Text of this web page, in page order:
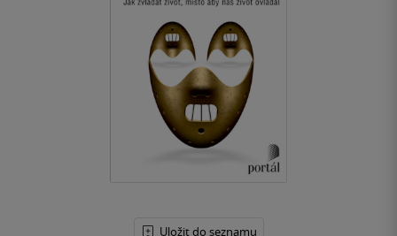
Uložit do seznamu